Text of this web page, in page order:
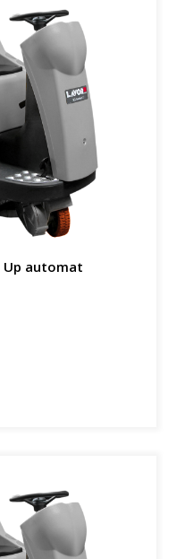
Up automat